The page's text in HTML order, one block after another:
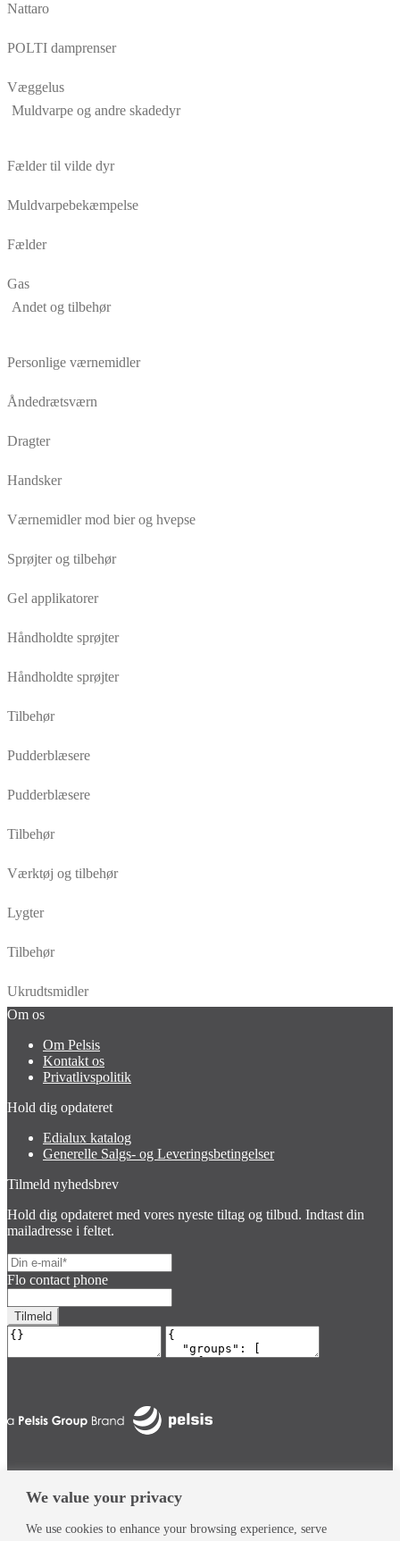
We value your privacy
We use cookies to enhance your browsing experience, serve
Nattaro
POLTI damprenser
Væggelus
Muldvarpe og andre skadedyr
Fælder til vilde dyr
Muldvarpebekæmpelse
Fælder
Gas
Andet og tilbehør
Personlige værnemidler
Åndedrætsværn
Dragter
Handsker
Værnemidler mod bier og hvepse
Sprøjter og tilbehør
Gel applikatorer
Håndholdte sprøjter
Håndholdte sprøjter
Tilbehør
Pudderblæsere
Pudderblæsere
Tilbehør
Værktøj og tilbehør
Lygter
Tilbehør
Ukrudtsmidler
Om os
Om Pelsis
Kontakt os
Privatlivspolitik
Hold dig opdateret
Edialux katalog
Generelle Salgs- og Leveringsbetingelser
Tilmeld nyhedsbrev
Hold dig opdateret med vores nyeste tiltag og tilbud. Indtast din
mailadresse i feltet.
Flo contact phone
Min konto